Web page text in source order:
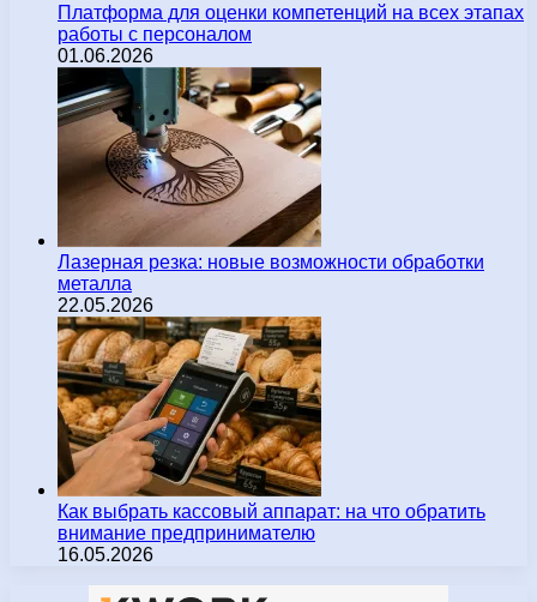
Платформа для оценки компетенций на всех этапах
работы с персоналом
01.06.2026
Лазерная резка: новые возможности обработки
металла
22.05.2026
Как выбрать кассовый аппарат: на что обратить
внимание предпринимателю
16.05.2026